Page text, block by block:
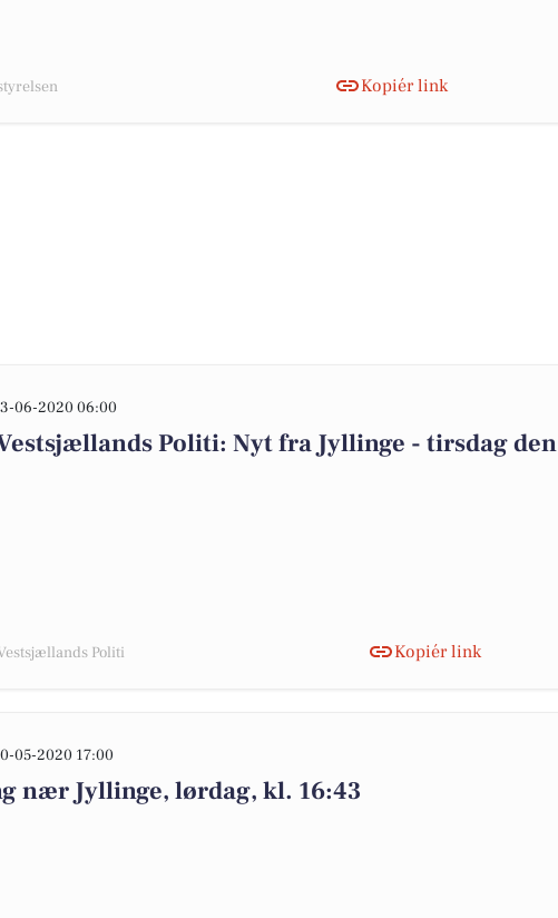
Kopiér link
06-2020 06:00
Politi: Nyt fra Jyllinge - tirsdag den
Politi Kopiér link
05-2020 17:00
nær Jyllinge, lørdag, kl. 16:43